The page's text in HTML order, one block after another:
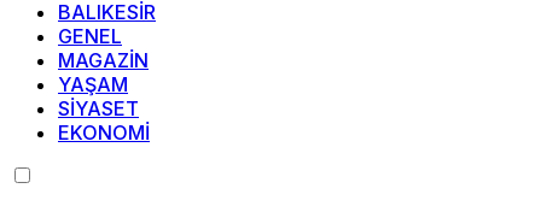
BALIKESİR
GENEL
MAGAZİN
YAŞAM
SİYASET
EKONOMİ